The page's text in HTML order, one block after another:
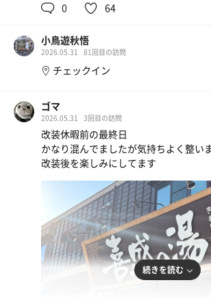
緑のきつね
深夜なので外食せずカップ麺で我慢
水
0 64
小鳥遊秋悟
2026.05.31 81回目の訪問
チェックイン
ゴマ
2026.05.31 3回目の訪問
改装休暇前の最終日
かなり混んでましたが気持ちよく整い
改装後を楽しみにしてます
続きを読む